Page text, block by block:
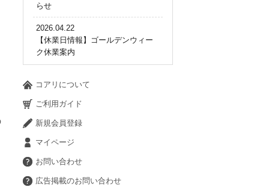
らせ
2026.04.22
【休業日情報】ゴールデンウィー
ク休業案内
コアリについて
ご利用ガイド
新規会員登録
マイページ
お問い合わせ
広告掲載のお問い合わせ